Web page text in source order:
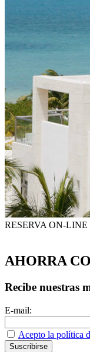
RESERVA ON-LINE
AHORRA
Recibe nuestras
E-mail:
Acepto la política